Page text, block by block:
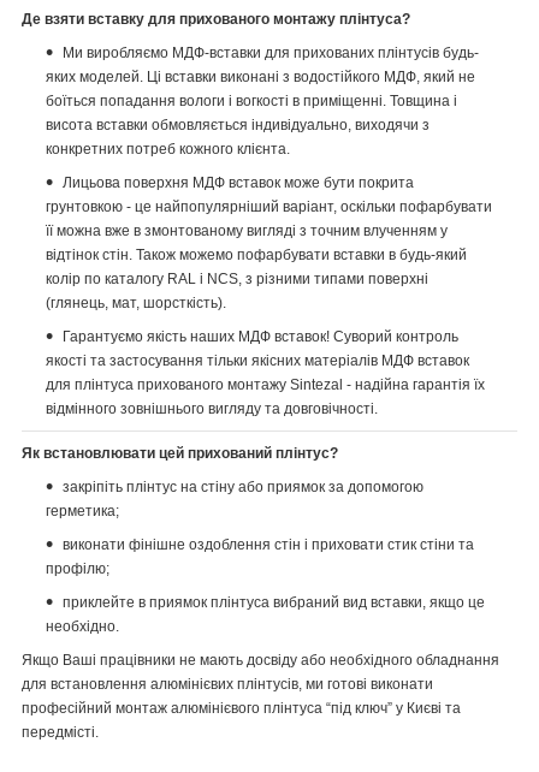
Де взяти вставку для прихованого монтажу плінтуса?
Ми виробляємо МДФ-вставки для прихованих плінтусів будь-
яких моделей. Ці вставки виконані з водостійкого МДФ, який не
боїться попадання вологи і вогкості в приміщенні. Товщина і
висота вставки обмовляється індивідуально, виходячи з
конкретних потреб кожного клієнта.
Лицьова поверхня МДФ вставок може бути покрита
грунтовкою - це найпопулярніший варіант, оскільки пофарбувати
її можна вже в змонтованому вигляді з точним влученням у
відтінок стін. Також можемо пофарбувати вставки в будь-який
колір по каталогу RAL і NCS, з різними типами поверхні
(глянець, мат, шорсткість).
Гарантуємо якість наших МДФ вставок! Суворий контроль
якості та застосування тільки якісних матеріалів МДФ вставок
для плінтуса прихованого монтажу Sintezal - надійна гарантія їх
відмінного зовнішнього вигляду та довговічності.
Як встановлювати цей прихований плінтус?
закріпіть плінтус на стіну або приямок за допомогою
герметика;
виконати фінішне оздоблення стін і приховати стик стіни та
профілю;
приклейте в приямок плінтуса вибраний вид вставки, якщо це
необхідно.
Якщо Ваші працівники не мають досвіду або необхідного обладнання
для встановлення алюмінієвих плінтусів, ми готові виконати
професійний монтаж алюмінієвого плінтуса “під ключ” у Києві та
передмісті.